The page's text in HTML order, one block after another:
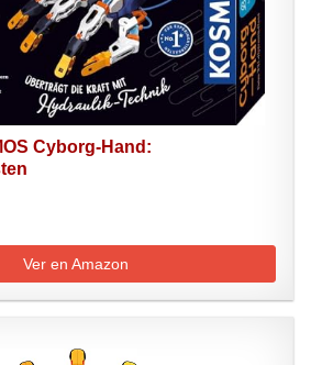
Cyborg-Hand:
Ver en Amazon